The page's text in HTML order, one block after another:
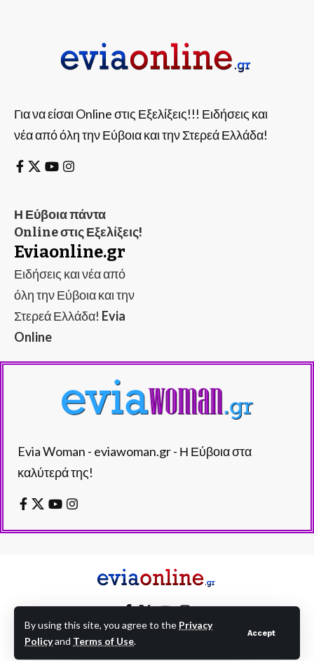
By using this site, you agree to the Privacy
Policyand Terms of Use.
Accept
Για να είσαι Online στις Εξελίξεις!!! Ειδήσεις και
νέα από όλη την Εύβοια και την Στερεά Ελλάδα!
Η Εύβοια πάντα
Online στις Εξελίξεις!
Eviaonline.gr
Ειδήσεις και νέα από
όλη την Εύβοια και την
Στερεά Ελλάδα! Evia
Online
Evia Woman - eviawoman.gr - Η Εύβοια στα
καλύτερά της!
EVIAONLINE © eviaonline.gr - All Rights Reserved.